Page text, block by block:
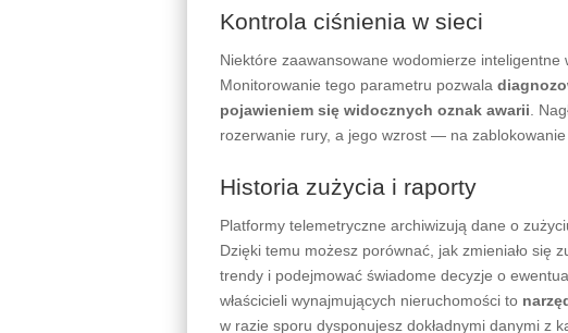
Kontrola ciśnienia w sieci
Niektóre zaawansowane wodomierze inteligentne
Monitorowanie tego parametru pozwala
pojawieniem się widocznych oznak awarii .
rozerwanie rury, a jego wzrost — na zablokowanie
Historia zużycia i raporty
Platformy telemetryczne archiwizują dane o
Dzięki temu możesz porównać, jak zmieniało się
trendy i podejmować świadome decyzje o
właścicieli wynajmujących nieruchomości to
w razie sporu dysponujesz dokładnymi danymi z